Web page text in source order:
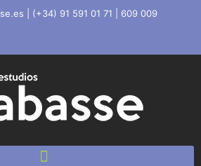
se.es (+34) 91 591 01 71
609 009